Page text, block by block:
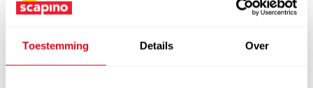
Toestemming Details Over